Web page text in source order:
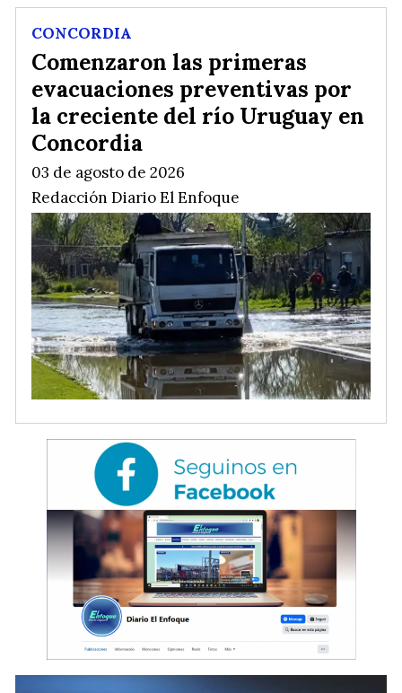
Comenzaron las primeras
evacuaciones preventivas por
la creciente del río Uruguay en
Concordia
Redacción Diario El Enfoque
CONCORDIA
03 de agosto de 2026